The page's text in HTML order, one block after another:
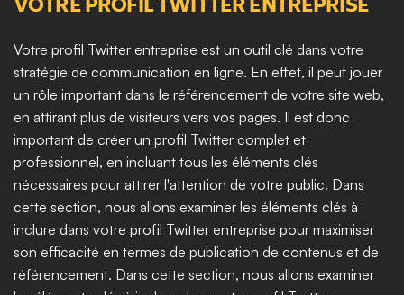
VOTRE PROFIL TWITTER ENTREPRISE
Votre profil Twitter entreprise est un outil clé dans votre
stratégie de communication en ligne. En effet, il peut jouer
un rôle important dans le référencement de votre site web,
en attirant plus de visiteurs vers vos pages. Il est donc
important de créer un profil Twitter complet et
professionnel, en incluant tous les éléments clés
nécessaires pour attirer l'attention de votre public. Dans
cette section, nous allons examiner les éléments clés à
inclure dans votre profil Twitter entreprise pour maximiser
son efficacité en termes de publication de contenus et de
référencement. Dans cette section, nous allons examiner